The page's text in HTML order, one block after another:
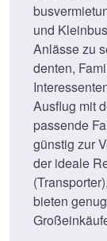
und
Anlässe zu
denten,
Ausflug mit
passende
günstig zur
der ideale
bieten